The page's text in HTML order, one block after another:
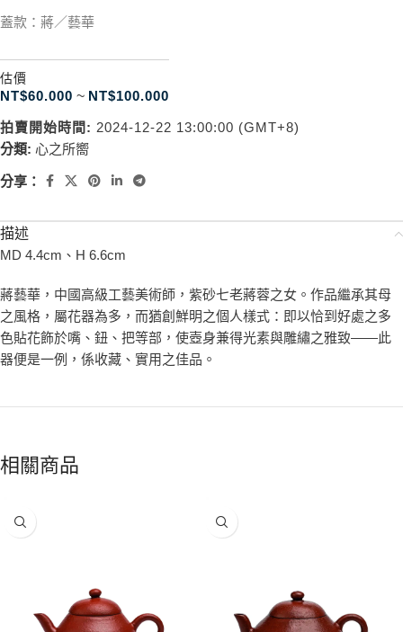
蓋款：蔣／藝華
估價
NT$60.000 ~ NT$100.000
拍賣開始時間: 2024-12-22 13:00:00 (GMT+8)
分類: 心之所嚮
分享：
描述
MD 4.4cm、H 6.6cm
蔣藝華，中國高級工藝美術師，紫砂七老蔣蓉之女。作品繼承其母
之風格，屬花器為多，而猶創鮮明之個人樣式：即以恰到好處之多
色貼花飾於嘴、鈕、把等部，使壺身兼得光素與雕繡之雅致——此
器便是一例，係收藏、實用之佳品。
相關商品